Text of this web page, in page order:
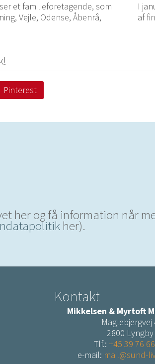
et familieforetagende, som
Vejle, Odense, Åbenrå,
I
af
Pinterest
her og få information når
her).
Kontakt
Mikkelsen & Myrtoft
Maglebjergvej
2800 Lyngby
Tlf.:+45 39 76
e-mail: mail@sund-